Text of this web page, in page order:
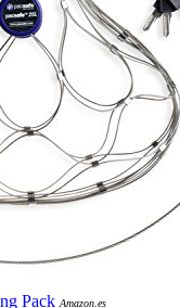
Pack Amazon.es